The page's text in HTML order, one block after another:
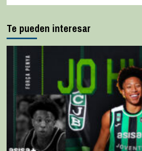
Te pueden interesar